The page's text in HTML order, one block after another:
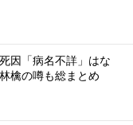
因「病名不詳」はな
檎の噂も総まとめ